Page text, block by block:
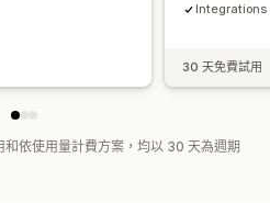
Integrations
30 天免費試用
依使用量計費方案，均以 30 天為週期